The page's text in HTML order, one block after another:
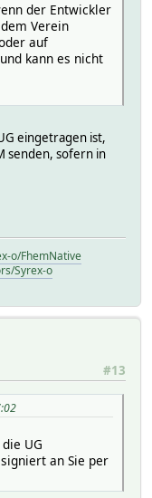
der Entwickler
Verein
auf
kann es nicht
eingetragen ist,
senden, sofern in
o/FhemNative
Syrex-o
#13
UG
an Sie per